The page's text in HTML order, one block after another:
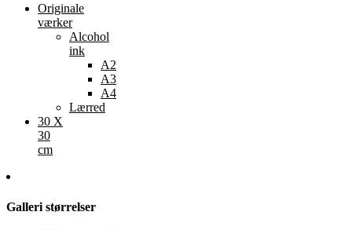
Originale
værker
Alcohol
ink
A2
A3
A4
Lærred
30 X
30
cm
Galleri størrelser